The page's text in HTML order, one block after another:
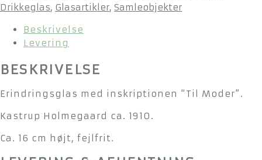
Drikkeglas, Glasartikler, Samleobjekter
Beskrivelse
Levering
BESKRIVELSE
Erindringsglas med inskriptionen “Til Moder”.
Kastrup Holmegaard ca. 1910.
Ca. 16 cm højt, fejlfrit.